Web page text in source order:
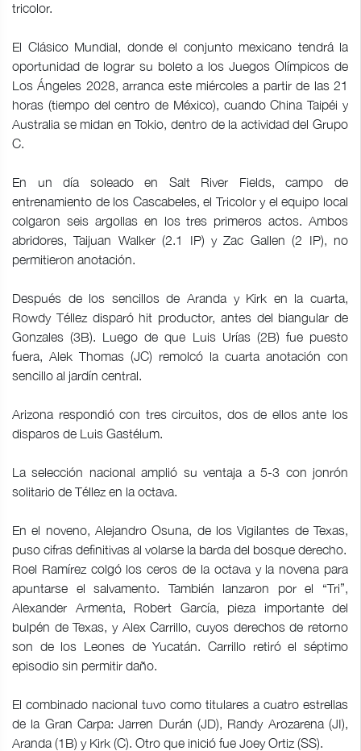
tricolor.
El Clásico Mundial, donde el conjunto mexicano tendrá la
oportunidad de lograr su boleto a los Juegos Olímpicos de
Los Ángeles 2028, arranca este miércoles a partir de las 21
horas (tiempo del centro de México), cuando China Taipéi y
Australia se midan en Tokio, dentro de la actividad del Grupo
C.
En un día soleado en Salt River Fields, campo de
entrenamiento de los Cascabeles, el Tricolor y el equipo local
colgaron seis argollas en los tres primeros actos. Ambos
abridores, Taijuan Walker (2.1 IP) y Zac Gallen (2 IP), no
permitieron anotación.
Después de los sencillos de Aranda y Kirk en la cuarta,
Rowdy Téllez disparó hit productor, antes del biangular de
Gonzales (3B). Luego de que Luis Urías (2B) fue puesto
fuera, Alek Thomas (JC) remolcó la cuarta anotación con
sencillo al jardín central.
Arizona respondió con tres circuitos, dos de ellos ante los
disparos de Luis Gastélum.
La selección nacional amplió su ventaja a 5-3 con jonrón
solitario de Téllez en la octava.
En el noveno, Alejandro Osuna, de los Vigilantes de Texas,
puso cifras definitivas al volarse la barda del bosque derecho.
Roel Ramírez colgó los ceros de la octava y la novena para
apuntarse el salvamento. También lanzaron por el “Tri”,
Alexander Armenta, Robert García, pieza importante del
bulpén de Texas, y Alex Carrillo, cuyos derechos de retorno
son de los Leones de Yucatán. Carrillo retiró el séptimo
episodio sin permitir daño.
El combinado nacional tuvo como titulares a cuatro estrellas
de la Gran Carpa: Jarren Durán (JD), Randy Arozarena (JI),
Aranda (1B) y Kirk (C). Otro que inició fue Joey Ortiz (SS).